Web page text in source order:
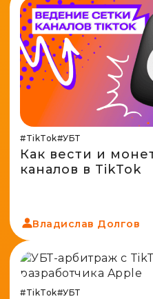
Адалт
Spy-сервисы
Вайты
Аккаунты
Проверка
Конвертер cookies
Генератор личности
#TikTok#УБТ
Как вести и
каналов в TikTok
Владислав Долгов
#TikTok#УБТ